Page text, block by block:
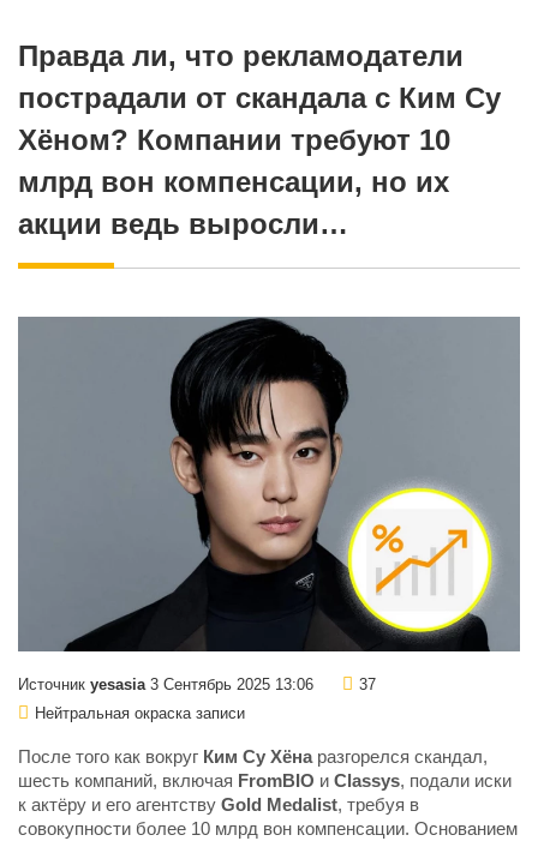
Правда ли, что рекламодатели
пострадали от скандала с Ким Су
Хёном? Компании требуют 10
млрд вон компенсации, но их
акции ведь выросли…
Источник yesasia3 Сентябрь 2025 13:06
37
Нейтральная окраска записи
После того как вокруг Ким Су Хёнаразгорелся скандал,
шесть компаний, включая FromBIO и Classys, подали иски
к актёру и его агентству Gold Medalist, требуя в
совокупности более 10 млрд вон компенсации. Основанием